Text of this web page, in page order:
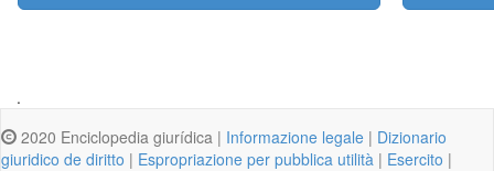
.
2020 Enciclopedia giurídica | Informazione legale | Dizionario
giuridico de diritto | Espropriazione per pubblica utilità | Esercito |